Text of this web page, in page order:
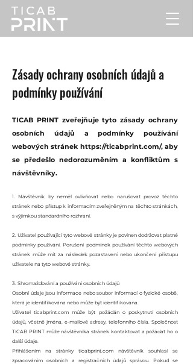
Zásady ochrany osobních údajů a
podmínky používání
TICAB PRINT zveřejňuje tyto zásady ochrany
osobních údajů a podmínky používání
webových stránek https://ticabprint.com/,aby
se předešlo nedorozuměním a konfliktům s
návštěvníky.
1. Návštěvník by neměl ovlivňovat nebo narušovat provoz těchto
stránek nebo přístup k informacím zveřejněným na těchto stránkách,
s výjimkou standardního rozhraní.
2. Uživatel používající tyto webové stránky je povinen dodržovat platné
podmínky používání. Porušení podmínek používání těchto webových
stránek může mít za následek pozastavení nebo ukončení přístupu
uživatele na tyto webové stránky.
3. Shromažďování a používání osobních údajů
Osobní údaje jsou informace nebo soubor informací o fyzické osobě,
která je identifikována nebo může být identifikována.
Uživatel ticabprint.com může být požádán o poskytnutí osobních
údajů, včetně jména, e-mailové adresy, telefonního čísla. Společnost
TICAB PRINT může návštěvníka stránek kontaktovat a požádat ho o
další údaje.
Přihlášením na stránky ticabprint.com návštěvník souhlasí se
zpracováním osobních a registračních údajů správou. Pokud se